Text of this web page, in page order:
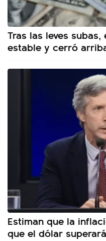
Tras las leves
estable y cerró
Estiman que la
que el dólar